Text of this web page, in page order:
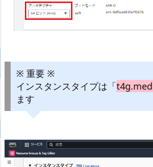
※ 重要 ※
インスタンスタイプは「
ます